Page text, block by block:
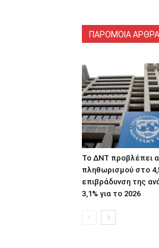
ΠΑΡΟΜΟΙΑ ΑΡΘΡΑ
Το ΔΝΤ προβλέπει
πληθωρισμού στο
επιβράδυνση της
3,1% για το 2026